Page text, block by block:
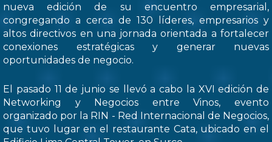
nueva edición de su encuentro empresarial,
congregando a cerca de 130 líderes, empresarios y
altos directivos en una jornada orientada a fortalecer
conexiones estratégicas y generar nuevas
oportunidades de negocio.
El pasado 11 de junio se llevó a cabo la XVI edición de
Networking y Negocios entre Vinos, evento
organizado por la RIN - Red Internacional de Negocios,
que tuvo lugar en el restaurante Cata, ubicado en el